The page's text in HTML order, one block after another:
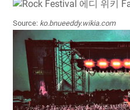
Source: ko.bnueeddy.wikia.com